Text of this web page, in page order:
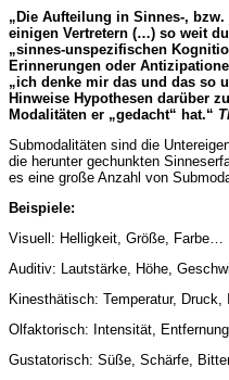
„Die Aufteilung in Sinnes-,
einigen Vertretern (…) so weit
„sinnes-unspezifischen
Erinnerungen oder
„ich denke mir das und das so
Hinweise Hypothesen darüber
Modalitäten er „gedacht“ hat.“
Submodalitäten sind die
die herunter gechunkten
es eine große Anzahl von
Beispiele:
Visuell: Helligkeit, Größe, Farbe…
Auditiv: Lautstärke, Höhe,
Kinesthätisch: Temperatur, Druck,
Olfaktorisch: Intensität,
Gustatorisch: Süße, Schärfe,